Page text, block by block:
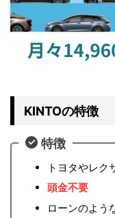
KINTOの特徴
特徴
トヨタやレク
頭金不要
ローンのよう